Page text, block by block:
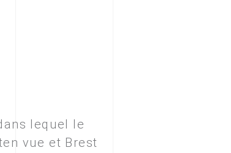
lequel le
vue et Brest